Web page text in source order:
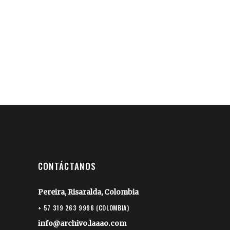
CONTÁCTANOS
Pereira, Risaralda, Colombia
+ 57 319 263 9996 (COLOMBIA)
info@archivo.laaao.com